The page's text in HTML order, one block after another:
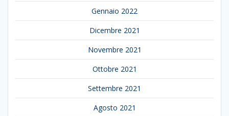
Gennaio 2022
Dicembre 2021
Novembre 2021
Ottobre 2021
Settembre 2021
Agosto 2021